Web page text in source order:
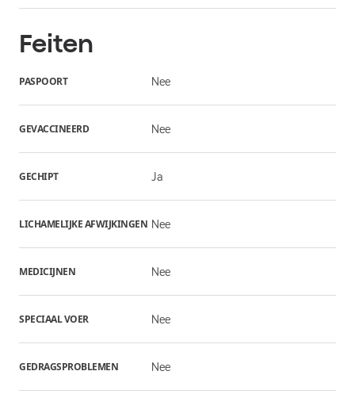
Feiten
PASPOORT Nee
GEVACCINEERD Nee
GECHIPT Ja
LICHAMELIJKE AFWIJKINGEN Nee
MEDICIJNEN Nee
SPECIAAL VOER Nee
GEDRAGSPROBLEMEN Nee